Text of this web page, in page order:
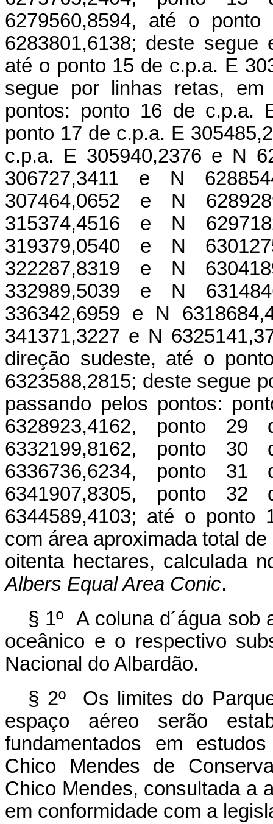
6279560,8594, até o
6283801,6138; deste
até o ponto 15 de c.p.a. E
segue por linhas retas, em
pontos: ponto 16 de c.p.a.
ponto 17 de c.p.a. E
c.p.a. E 305940,2376 e N
306727,3411 e N
307464,0652 e N
315374,4516 e N
319379,0540 e N
322287,8319 e N
332989,5039 e N
336342,6959 e N
341371,3227 e N
direção sudeste, até o
6323588,2815; deste segue
passando pelos pontos:
6328923,4162, ponto
6332199,8162, ponto
6336736,6234, ponto
6341907,8305, ponto
6344589,4103; até o ponto
com área aproximada total
oitenta hectares, calculada
Albers Equal Area Conic.
§ 1º A coluna d´água
oceânico e o respectivo
Nacional do Albardão.
§ 2º Os limites do
espaço aéreo serão
fundamentados em
Chico Mendes de
Chico Mendes, consultada a
em conformidade com a